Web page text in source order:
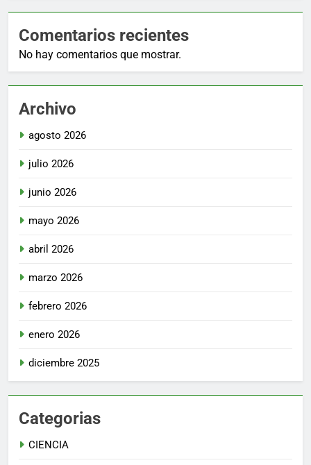
Comentarios recientes
No hay comentarios que mostrar.
Archivo
agosto 2026
julio 2026
junio 2026
mayo 2026
abril 2026
marzo 2026
febrero 2026
enero 2026
diciembre 2025
Categorias
CIENCIA